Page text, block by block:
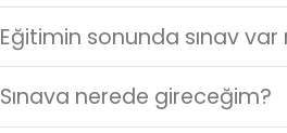
Eğitimin sonunda sınav var
Sınava nerede gireceğim?